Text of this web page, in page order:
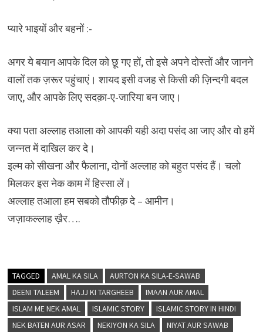
प्यारे भाइयों और बहनों :-
अगर ये बयान आपके दिल को छू गए हों, तो इसे अपने दोस्तों और जानने
वालों तक ज़रूर पहुंचाएं। शायद इसी वजह से किसी की ज़िन्दगी बदल
जाए, और आपके लिए सदक़ा-ए-जारिया बन जाए।
क्या पता अल्लाह तआला को आपकी यही अदा पसंद आ जाए और वो हमें
जन्नत में दाखिल कर दे।
इल्म को सीखना और फैलाना, दोनों अल्लाह को बहुत पसंद हैं। चलो
मिलकर इस नेक काम में हिस्सा लें।
अल्लाह तआला हम सबको तौफीक़ दे – आमीन।
जज़ाकल्लाह ख़ैर….
TAGGED AMAL KA SILA
AURTON KA SILA-E-SAWAB
DEENI TALEEM
HAJJ KI TARGHEEB
IMAAN AUR AMAL
ISLAM ME NEK AMAL
ISLAMIC STORY
ISLAMIC STORY IN HINDI
NEK BATEN AUR ASAR
NEKIYON KA SILA
NIYAT AUR SAWAB